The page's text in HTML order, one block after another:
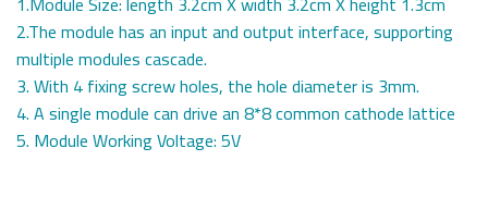
2.The module has an input and output interface, supporting
multiple modules cascade.
3. With 4 fixing screw holes, the hole diameter is 3mm.
4. A single module can drive an 8*8 common cathode lattice
5. Module Working Voltage: 5V